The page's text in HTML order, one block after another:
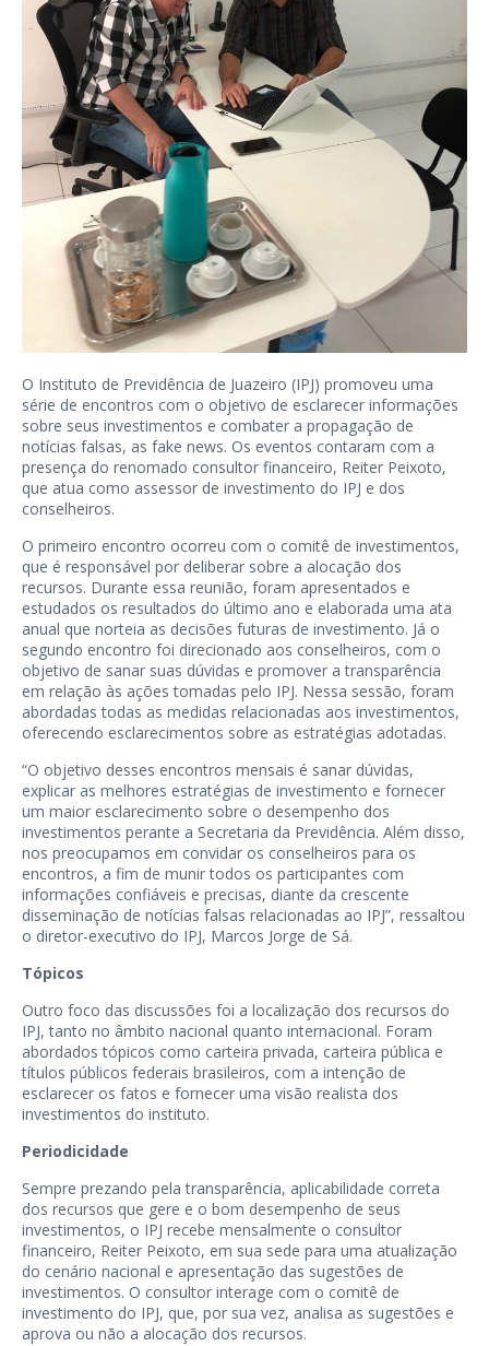
O Instituto de Previdência de Juazeiro (IPJ) promoveu uma
série de encontros com o objetivo de esclarecer informações
sobre seus investimentos e combater a propagação de
notícias falsas, as fake news. Os eventos contaram com a
presença do renomado consultor financeiro, Reiter Peixoto,
que atua como assessor de investimento do IPJ e dos
conselheiros.
O primeiro encontro ocorreu com o comitê de investimentos,
que é responsável por deliberar sobre a alocação dos
recursos. Durante essa reunião, foram apresentados e
estudados os resultados do último ano e elaborada uma ata
anual que norteia as decisões futuras de investimento. Já o
segundo encontro foi direcionado aos conselheiros, com o
objetivo de sanar suas dúvidas e promover a transparência
em relação às ações tomadas pelo IPJ. Nessa sessão, foram
abordadas todas as medidas relacionadas aos investimentos,
oferecendo esclarecimentos sobre as estratégias adotadas.
“O objetivo desses encontros mensais é sanar dúvidas,
explicar as melhores estratégias de investimento e fornecer
um maior esclarecimento sobre o desempenho dos
investimentos perante a Secretaria da Previdência. Além disso,
nos preocupamos em convidar os conselheiros para os
encontros, a fim de munir todos os participantes com
informações confiáveis e precisas, diante da crescente
disseminação de notícias falsas relacionadas ao IPJ”, ressaltou
o diretor-executivo do IPJ, Marcos Jorge de Sá.
Tópicos
Outro foco das discussões foi a localização dos recursos do
IPJ, tanto no âmbito nacional quanto internacional. Foram
abordados tópicos como carteira privada, carteira pública e
títulos públicos federais brasileiros, com a intenção de
esclarecer os fatos e fornecer uma visão realista dos
investimentos do instituto.
Periodicidade
Sempre prezando pela transparência, aplicabilidade correta
dos recursos que gere e o bom desempenho de seus
investimentos, o IPJ recebe mensalmente o consultor
financeiro, Reiter Peixoto, em sua sede para uma atualização
do cenário nacional e apresentação das sugestões de
investimentos. O consultor interage com o comitê de
investimento do IPJ, que, por sua vez, analisa as sugestões e
aprova ou não a alocação dos recursos.